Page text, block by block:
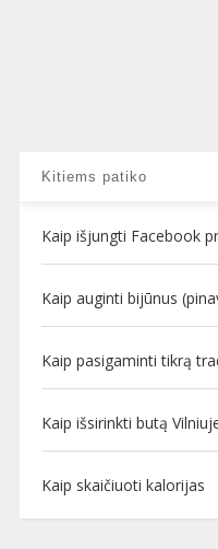
Kitiems patiko
Kaip išjungti Facebook
Kaip auginti bijūnus
Kaip pasigaminti tikrą
Kaip išsirinkti butą
Kaip skaičiuoti kalorijas